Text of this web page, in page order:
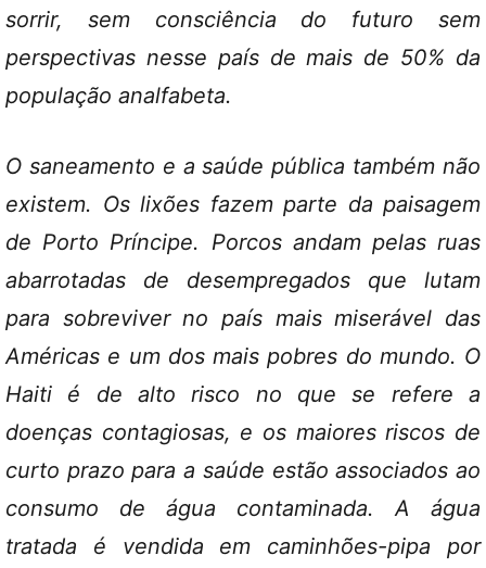
sorrir, sem consciência do futuro sem
perspectivas nesse país de mais de 50% da
população analfabeta.
O saneamento e a saúde pública também não
existem. Os lixões fazem parte da paisagem
de Porto Príncipe. Porcos andam pelas ruas
abarrotadas de desempregados que lutam
para sobreviver no país mais miserável das
Américas e um dos mais pobres do mundo. O
Haiti é de alto risco no que se refere a
doenças contagiosas, e os maiores riscos de
curto prazo para a saúde estão associados ao
consumo de água contaminada. A água
tratada é vendida em caminhões-pipa por